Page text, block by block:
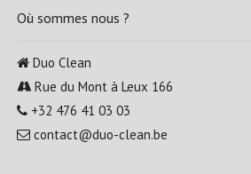
Où sommes nous ?
Duo Clean
Rue du Mont à Leux 166
+32 476 41 03 03
contact@duo-clean.be